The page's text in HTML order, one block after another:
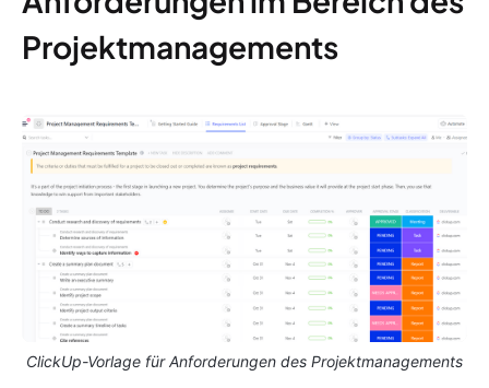
Projektmanagements
ClickUp-Vorlage für Anforderungen des Projektmanagements